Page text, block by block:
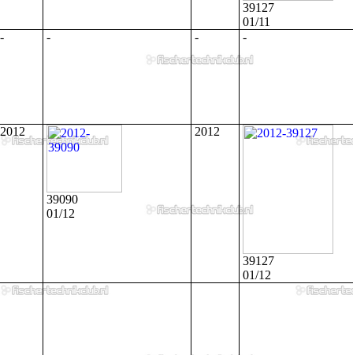
39127
01/11
-
- - -
2012
39090
01/12
2012
39127
01/12